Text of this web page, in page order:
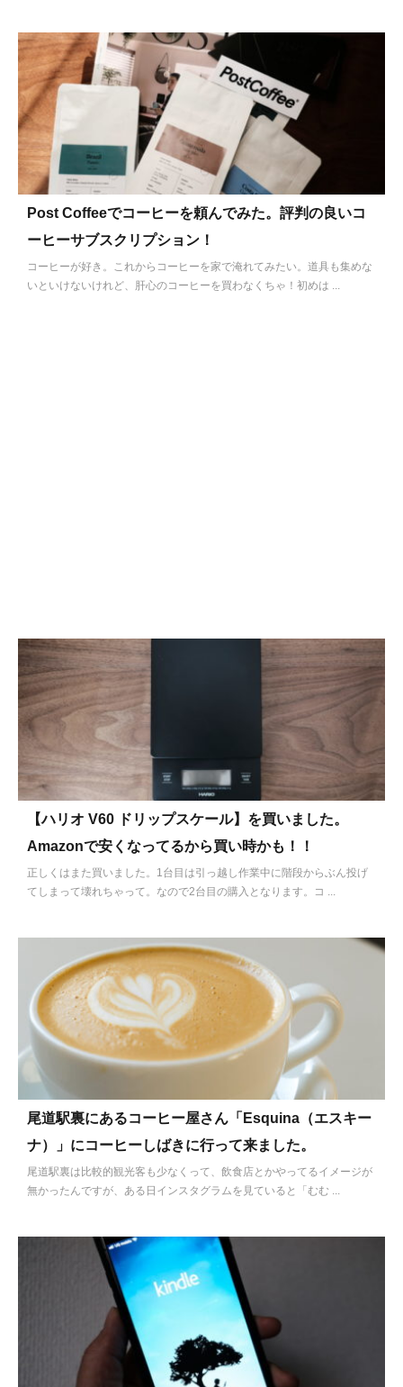
Post Coffeeでコーヒーを頼んでみた。評判の良いコ
ーヒーサブスクリプション！
コーヒーが好き。これからコーヒーを家で淹れてみたい。道具も集めな
いといけないけれど、肝心のコーヒーを買わなくちゃ！初めは ...
【ハリオ V60 ドリップスケール】を買いました。
Amazonで安くなってるから買い時かも！！
正しくはまた買いました。1台目は引っ越し作業中に階段からぶん投げ
てしまって壊れちゃって。なので2台目の購入となります。コ ...
尾道駅裏にあるコーヒー屋さん「Esquina（エスキー
ナ）」にコーヒーしばきに行って来ました。
尾道駅裏は比較的観光客も少なくって、飲食店とかやってるイメージが
無かったんですが、ある日インスタグラムを見ていると「むむ ...